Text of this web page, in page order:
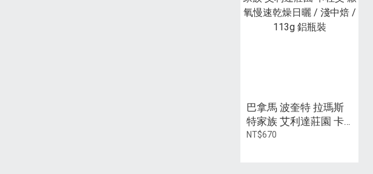
巴拿馬 波奎特 拉瑪斯
特家族 艾利達莊園 卡
杜艾 厭氧慢速乾燥日曬
NT$670